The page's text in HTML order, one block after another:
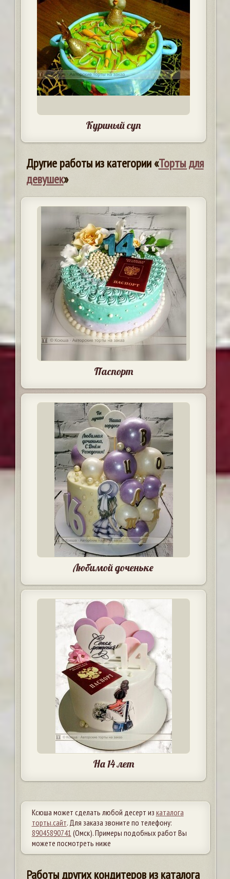
Куриный суп
Другие работы из категории «Торты для
девушек»
Паспорт
Любимой доченьке
На 14 лет
Ксюша может сделать любой десерт из каталога
торты.сайт. Для заказа звоните по телефону:
89045890741 (Омск). Примеры подобных работ Вы
можете посмотреть ниже
Работы других кондитеров из каталога